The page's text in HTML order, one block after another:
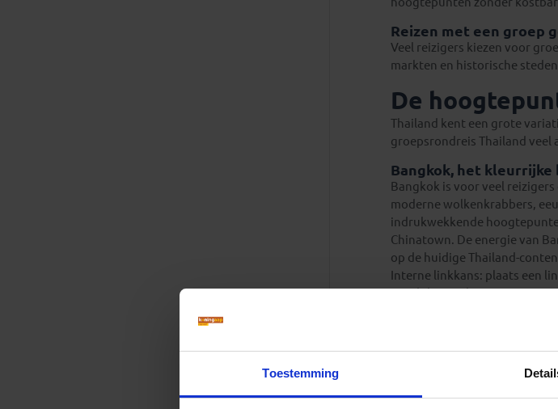
Toestemming
Reizen met een groep
Veel reizigers kiezen voor
markten en historische
De
Thailand kent een grote
groepsrondreis Thailand veel
Bangkok, het kleurrijke
Bangkok is voor veel
moderne wolkenkrabbers,
indrukwekkende
Chinatown. De energie van
op de huidige Thailand-
Interne linkkans: plaats een
wordt besproken.
Wie meer wil leren over de
hoofdsteden behoren tot de
monumentale